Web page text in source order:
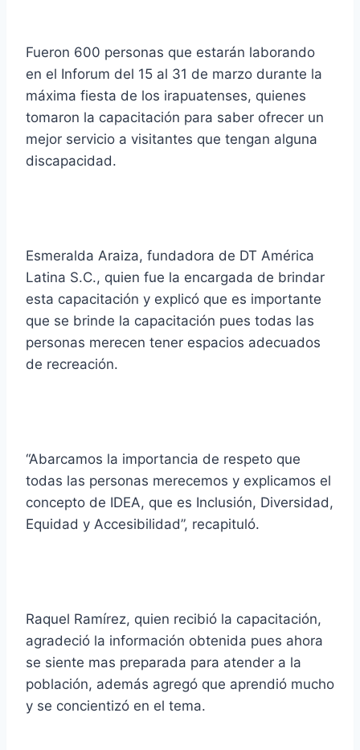
Fueron 600 personas que estarán laborando
en el Inforum del 15 al 31 de marzo durante la
máxima fiesta de los irapuatenses, quienes
tomaron la capacitación para saber ofrecer un
mejor servicio a visitantes que tengan alguna
discapacidad.
Esmeralda Araiza, fundadora de DT América
Latina S.C., quien fue la encargada de brindar
esta capacitación y explicó que es importante
que se brinde la capacitación pues todas las
personas merecen tener espacios adecuados
de recreación.
“Abarcamos la importancia de respeto que
todas las personas merecemos y explicamos el
concepto de IDEA, que es Inclusión, Diversidad,
Equidad y Accesibilidad”, recapituló.
Raquel Ramírez, quien recibió la capacitación,
agradeció la información obtenida pues ahora
se siente mas preparada para atender a la
población, además agregó que aprendió mucho
y se concientizó en el tema.